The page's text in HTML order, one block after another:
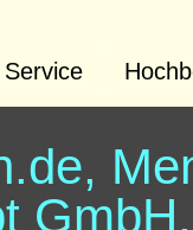
Service